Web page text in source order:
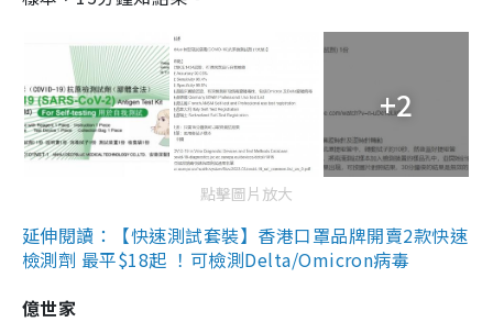
+2
點擊圖片放大
延伸閱讀：【快速測試套裝】香港口罩品牌開賣2款快速
檢測劑 最平$18起 ！可檢測Delta/Omicron病毒
億世家